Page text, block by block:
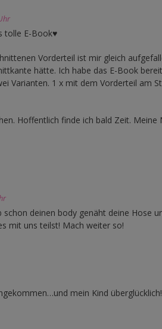
tolle E-Book♥
Vorderteil ist mir gleich
hätte. Ich habe das E-Book
Varianten. 1 x mit dem Vorderteil am
Hoffentlich finde ich bald Zeit. Meine
schon deinen body genäht deine Hose
mit uns teilst! Mach weiter so!
mein Kind